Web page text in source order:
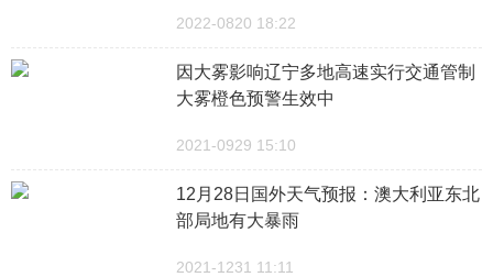
2022-0820 18:22
因大雾影响辽宁多地高速实行交通管制
大雾橙色预警生效中
2021-0929 15:10
12月28日国外天气预报：澳大利亚东北
部局地有大暴雨
2021-1231 11:11